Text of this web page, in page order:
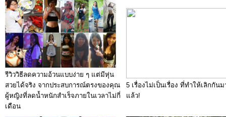
รีวิววิธีลดความอ้วนแบบง่าย ๆ แต่มีหุ่น
สวยได้จริง จากประสบการณ์ตรงของคุณ
ผู้หญิงที่ลดน้ำหนักสำเร็จภายในเวลาไม่กี่
เดือน
5 เรื่องไม่เป็นเรื่อง ที่ทำให้เลิกกัน
แล้ว!